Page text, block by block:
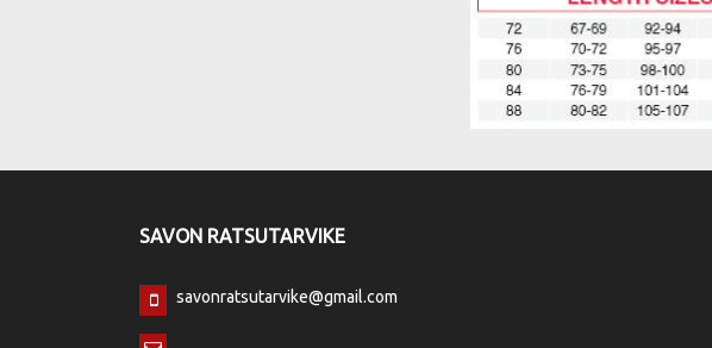
SAVON RATSUTARVIKE
savonratsutarvike@gmail.com